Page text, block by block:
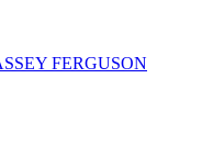
FERGUSON